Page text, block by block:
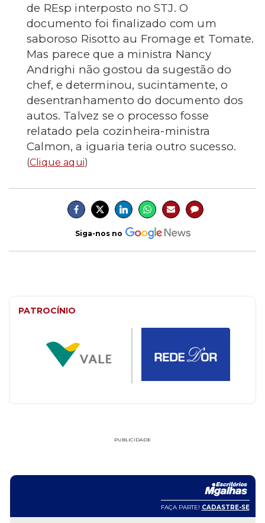
de REsp interposto no STJ. O
documento foi finalizado com um
saboroso Risotto au Fromage et Tomate.
Mas parece que a ministra Nancy
Andrighi não gostou da sugestão do
chef, e determinou, sucintamente, o
desentranhamento do documento dos
autos. Talvez se o processo fosse
relatado pela cozinheira-ministra
Calmon, a iguaria teria outro sucesso.
(Clique aqui)
Siga-nos no
PATROCÍNIO
PUBLICIDADE
FAÇA PARTE! CADASTRE-SE